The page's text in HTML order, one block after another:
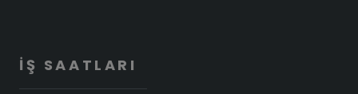
İŞ SAATLARI